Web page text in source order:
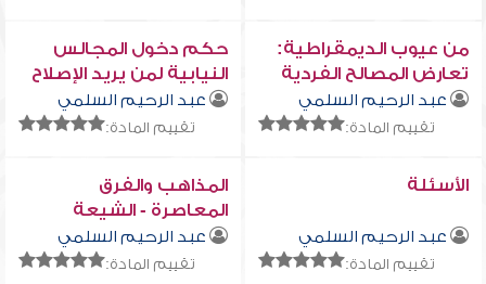
من عيوب الديمقراطية:
تعارض المصالح الفردية
والمصالح الجماعية
عبد الرحيم السلمي
تقييم المادة:
حكم دخول المجالس
النيابية لمن يريد الإصلاح
عبد الرحيم السلمي
تقييم المادة:
الأسئلة
عبد الرحيم السلمي
تقييم المادة:
المذاهب والفرق
المعاصرة - الشيعة
عبد الرحيم السلمي
تقييم المادة: